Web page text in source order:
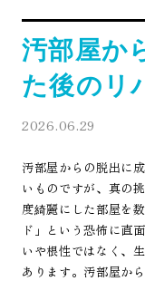
汚部屋か
た後のリ
2026.06.29
汚部屋からの脱出に
いものですが、真の
度綺麗にした部屋を
ド」という恐怖に直
いや根性ではなく、
あります。汚部屋か